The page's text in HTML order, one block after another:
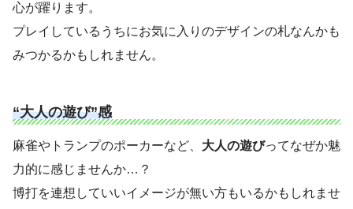
心が躍ります。
プレイしているうちにお気に入りのデザインの札なんかも
みつかるかもしれません。
“大人の遊び”感
麻雀やトランプのポーカーなど、 大人の遊びってなぜか魅
力的に感じませんか…？
博打を連想していいイメージが無い方もいるかもしれませ